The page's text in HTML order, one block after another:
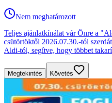
Nem meghatározott
Teljes ajánlatkínálat vár Önre a
csütörtöktől 2026.07.30.-tól
Aldi-tól, segítve, hogy többet
Megtekintés Követés